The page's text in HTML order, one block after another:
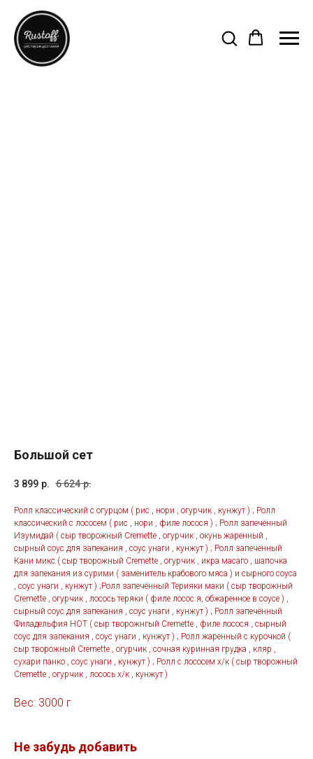
Большой сет
3 899 р. 6 624 р.
Ролл классический с огурцом ( рис , нори , огурчик , кунжут ) ; Ролл
классический с лососем ( рис , нори , филе лосося ) ; Ролл запечённый
Изумидай ( сыр творожный Cremette , огурчик , окунь жаренный ,
сырный соус для запекания , соус унаги , кунжут ) ; Ролл запечённый
Кани микс ( сыр творожный Cremette , огурчик , икра масаго , шапочка
для запекания из сурими ( заменитель крабового мяса ) и сырного соуса
, соус унаги , кунжут ) ;Ролл запечённый Терияки маки ( сыр творожный
Cremette , огурчик , лосось теряки ( филе лосос я, обжаренное в соусе ) ,
сырный соус для запекания , соус унаги , кунжут ) ; Ролл запечённый
Филадельфия НОТ ( сыр творожнгый Cremette , филе лосося , сырный
соус для запекания , соус унаги , кунжут ) ; Ролл жаренный с курочкой (
сыр творожный Cremette , огурчик , сочная куринная грудка , кляр ,
сухари панко , соус унаги , кунжут ) ; Ролл с лососем х/к ( сыр творожный
Cremette , огурчик , лосось х/к , кунжут )
Вес: 3000 г
Не забудь добавить